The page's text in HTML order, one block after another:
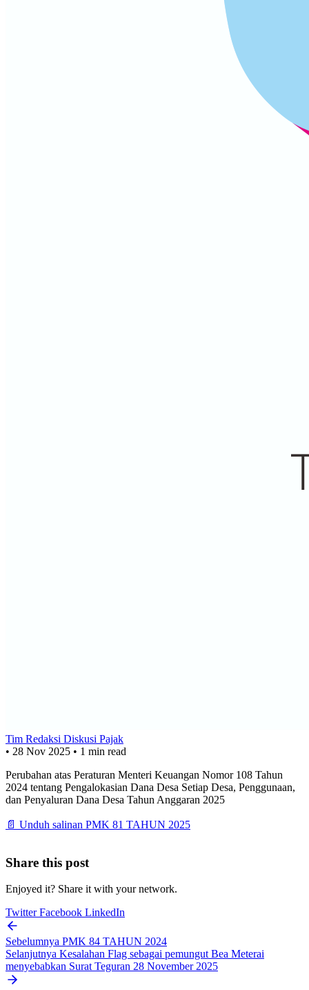
Tim Redaksi Diskusi Pajak
• 28 Nov 2025 • 1 min read
Perubahan atas Peraturan Menteri Keuangan Nomor 108 Tahun
2024 tentang Pengalokasian Dana Desa Setiap Desa, Penggunaan,
dan Penyaluran Dana Desa Tahun Anggaran 2025
📄 Unduh salinan PMK 81 TAHUN 2025
Share this post
Enjoyed it? Share it with your network.
TwitterFacebook LinkedIn
Sebelumnya PMK 84 TAHUN 2024
Selanjutnya Kesalahan Flag sebagai pemungut Bea Meterai
menyebabkan Surat Teguran 28 November 2025